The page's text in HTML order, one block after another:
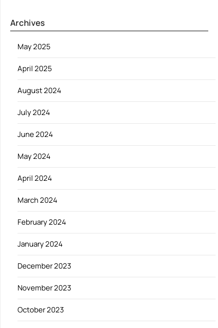
Archives
May 2025
April 2025
August 2024
July 2024
June 2024
May 2024
April 2024
March 2024
February 2024
January 2024
December 2023
November 2023
October 2023